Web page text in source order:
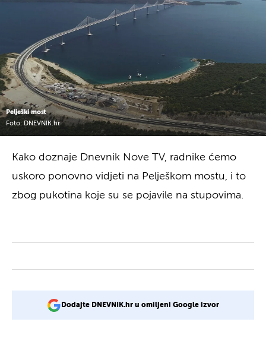
Pelješki most
Foto: DNEVNIK.hr
Kako doznaje Dnevnik Nove TV, radnike ćemo
uskoro ponovno vidjeti na Pelješkom mostu, i to
zbog pukotina koje su se pojavile na stupovima.
Dodajte DNEVNIK.hr u omiljeni Google izvor